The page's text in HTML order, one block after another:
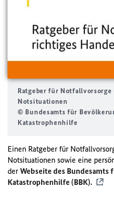
Ratgeber für
Notsituationen
© Bundesamts für
Katastrophenhilfe
Einen Ratgeber für
Notsituationen sowie eine
der Webseite des Bundesamts
Katastrophenhilfe (BBK).